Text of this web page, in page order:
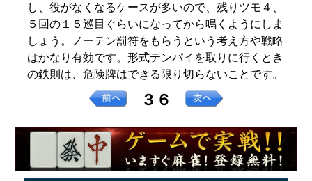
し、役がなくなるケースが多いので、残りツモ４、
５回の１５巡目ぐらいになってから鳴くようにしま
しょう。ノーテン罰符をもらうという考え方や戦略
はかなり有効です。形式テンパイを取りに行くとき
の鉄則は、危険牌はできる限り切らないことです。
３６